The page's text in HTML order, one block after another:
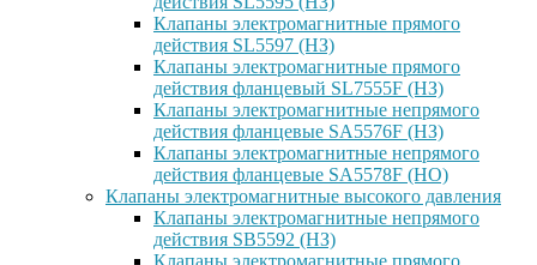
Клапаны электромагнитные прямого
действия SL5597 (НЗ)
Клапаны электромагнитные прямого
действия фланцевый SL7555F (НЗ)
Клапаны электромагнитные непрямого
действия фланцевые SA5576F (НЗ)
Клапаны электромагнитные непрямого
действия фланцевые SA5578F (НО)
Клапаны электромагнитные высокого давления
Клапаны электромагнитные непрямого
действия SB5592 (НЗ)
Клапаны электромагнитные прямого